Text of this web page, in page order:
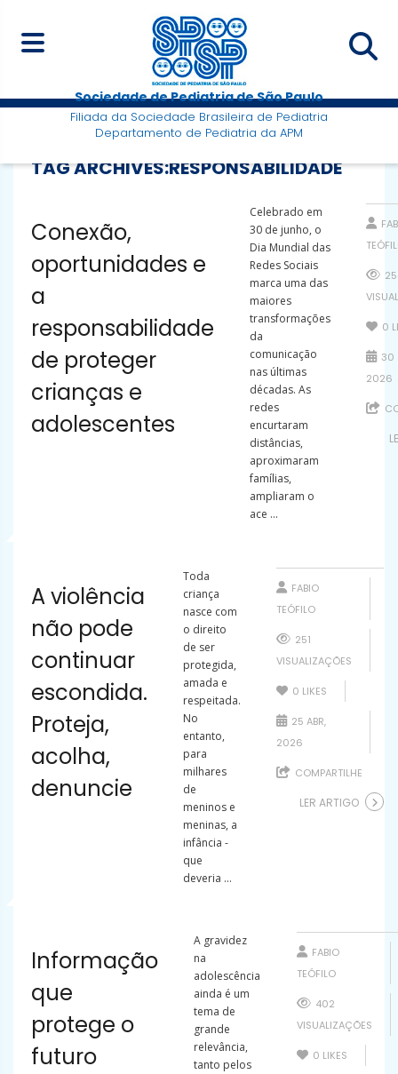
Sociedade de Pediatria de São Paulo
Filiada da Sociedade Brasileira de Pediatria
Departamento de Pediatria da APM
TAG ARCHIVES:RESPONSABILIDADE
Conexão,
oportunidades e
a
responsabilidade
de proteger
crianças e
adolescentes
Celebrado em
30 de junho, o
Dia Mundial das
Redes Sociais
marca uma das
maiores
transformações
da
comunicação
nas últimas
décadas. As
redes
encurtaram
distâncias,
aproximaram
famílias,
ampliaram o
ace ...
0
30
2026
A violência
não pode
continuar
escondida.
Proteja,
acolha,
denuncie
Toda
criança
nasce com
o direito
de ser
protegida,
amada e
respeitada.
No
entanto,
para
milhares
de
meninos e
meninas, a
infância -
que
deveria ...
FABIO
TEÓFILO
251
VISUALIZAÇÕES
0 LIKES
25 ABR,
2026
COMPARTILHE
LER ARTIGO
Informação
que
protege o
futuro
A gravidez
na
adolescência
ainda é um
tema de
grande
relevância,
tanto pelos
FABIO
TEÓFILO
402
VISUALIZAÇÕES
0 LIKES